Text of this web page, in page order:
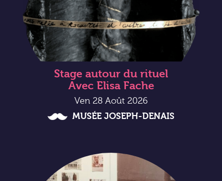
Stage autour du rituel
Avec Elisa Fache
Ven 28 Août 2026
MUSÉE JOSEPH-DENAIS